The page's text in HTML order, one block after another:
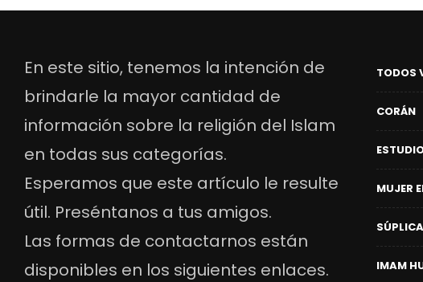
En este sitio, tenemos la intención de
brindarle la mayor cantidad de
información sobre la religión del Islam
en todas sus categorías.
Esperamos que este artículo le resulte
útil. Preséntanos a tus amigos.
Las formas de contactarnos están
disponibles en los siguientes enlaces.
TODOS
CORÁN
MUJER
IMAM